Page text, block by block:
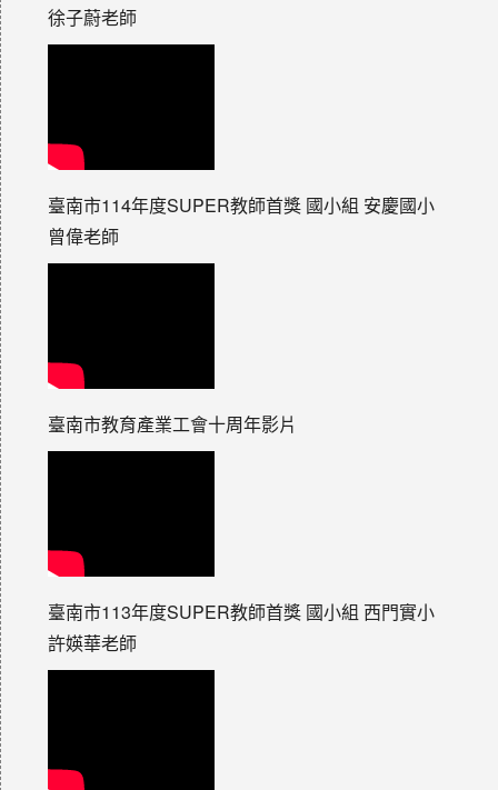
徐子蔚老師
臺南市114年度SUPER教師首獎 國小組 安慶國小
曾偉老師
臺南市教育產業工會十周年影片
臺南市113年度SUPER教師首獎 國小組 西門實小
許媖華老師